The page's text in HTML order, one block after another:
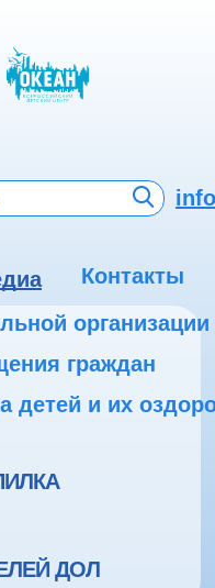
Контакты
организации
граждан
детей и их
ДОЛ